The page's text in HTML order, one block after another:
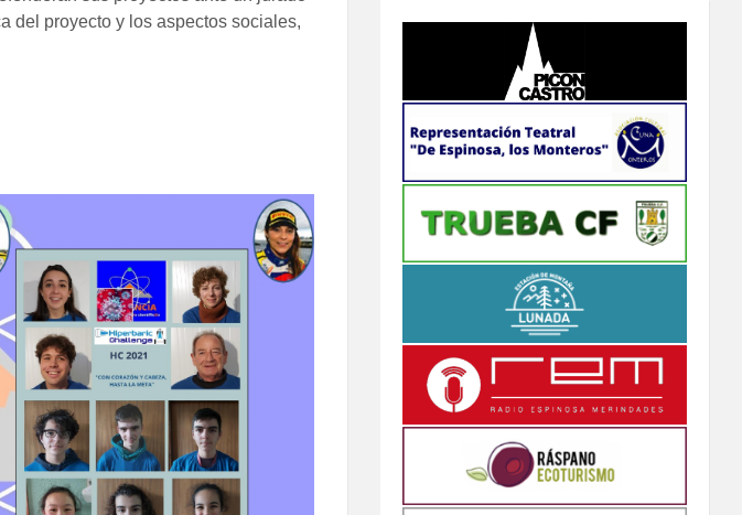
del proyecto y los aspectos sociales,